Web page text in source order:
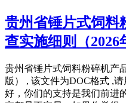
贵州省锤片式饲料
查实施细则（2026
贵州省锤片式饲料粉碎机产
版） , 该文件为DOC格式 ,
好，你们的支持是我们前进